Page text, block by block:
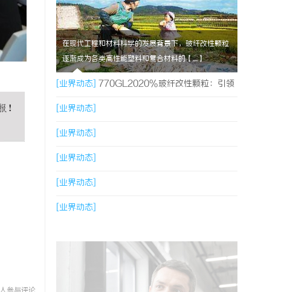
在现代工程和材料科学的发展背景下，玻纤改性颗粒
逐渐成为各类高性能塑料和复合材料的【....】
[业界动态] 770GL2020%玻纤改性颗粒：引领
玻纤改性颗粒的新风潮
[业界动态]
[业界动态]
[业界动态]
[业界动态]
[业界动态]